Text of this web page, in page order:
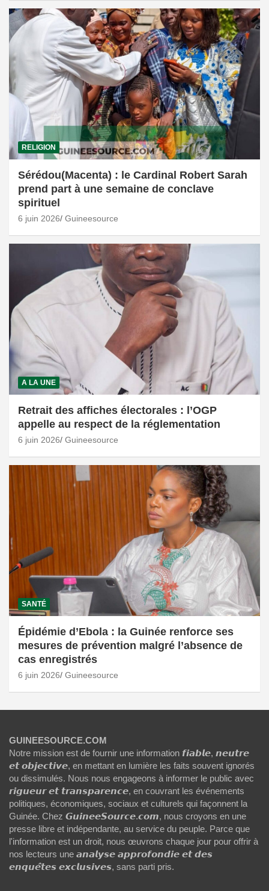
RELIGION
Sérédou(Macenta) : le Cardinal Robert Sarah
prend part à une semaine de conclave
spirituel
6 juin 2026 Guineesource
A LA UNE
Retrait des affiches électorales : l’OGP
appelle au respect de la réglementation
6 juin 2026 Guineesource
SANTÉ
Épidémie d’Ebola : la Guinée renforce ses
mesures de prévention malgré l’absence de
cas enregistrés
6 juin 2026 Guineesource
GUINEESOURCE.COM
Notre mission est de fournir une information 𝙛𝙞𝙖𝙗𝙡𝙚, 𝙣𝙚𝙪𝙩𝙧𝙚
𝙚𝙩 𝙤𝙗𝙟𝙚𝙘𝙩𝙞𝙫𝙚, en mettant en lumière les faits souvent ignorés
ou dissimulés. Nous nous engageons à informer le public avec
𝙧𝙞𝙜𝙪𝙚𝙪𝙧 𝙚𝙩 𝙩𝙧𝙖𝙣𝙨𝙥𝙖𝙧𝙚𝙣𝙘𝙚, en couvrant les événements
politiques, économiques, sociaux et culturels qui façonnent la
Guinée. Chez 𝙂𝙪𝙞𝙣𝙚𝙚𝙎𝙤𝙪𝙧𝙘𝙚.𝙘𝙤𝙢, nous croyons en une
presse libre et indépendante, au service du peuple. Parce que
l'information est un droit, nous œuvrons chaque jour pour offrir à
nos lecteurs une 𝙖𝙣𝙖𝙡𝙮𝙨𝙚 𝙖𝙥𝙥𝙧𝙤𝙛𝙤𝙣𝙙𝙞𝙚 𝙚𝙩 𝙙𝙚𝙨
𝙚𝙣𝙦𝙪𝙚̂𝙩𝙚𝙨 𝙚𝙭𝙘𝙡𝙪𝙨𝙞𝙫𝙚𝙨, sans parti pris.